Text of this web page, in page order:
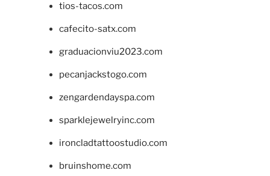
tios-tacos.com
cafecito-satx.com
graduacionviu2023.com
pecanjackstogo.com
zengardendayspa.com
sparklejewelryinc.com
ironcladtattoostudio.com
bruinshome.com